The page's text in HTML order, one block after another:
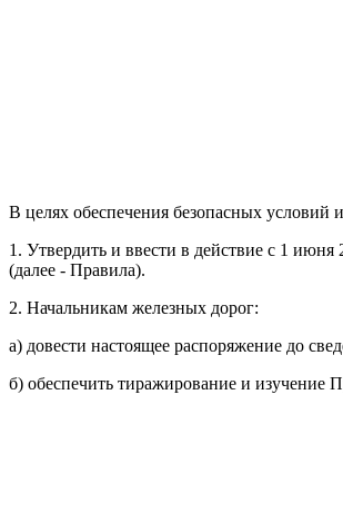
В целях обеспечения безопасных условий
1. Утвердить и ввести в действие с 1
(далее - Правила).
2. Начальникам железных дорог:
а) довести настоящее распоряжение до
б) обеспечить тиражирование и изучение